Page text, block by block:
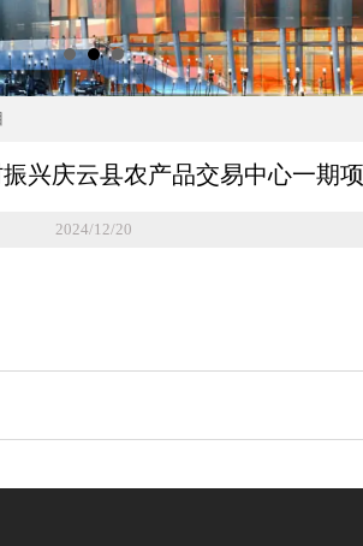
振兴庆云县农产品交易中心一期
2024/12/20